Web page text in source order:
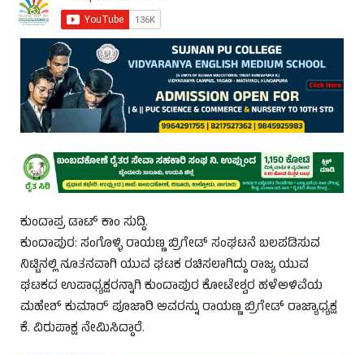
ಕುಂದಾಪ್ರ ಡಾಟ್ ಕಾಂ ಸುದ್ದಿ.
ಕುಂದಾಪುರ: ಸಂಗೊಳ್ಳಿ ರಾಯಣ್ಣ ಬ್ರಿಗೇಡ್ ಸಂಘಟನೆ ಬಲಪಡಿಸುವ
ನಿಟ್ಟಿನಲ್ಲಿ ನೂತನವಾಗಿ ಯುವ ಘಟಕ ರಚಿಸಲಾಗಿದ್ದು ರಾಜ್ಯ ಯುವ
ಘಟಕದ ಉಪಾಧ್ಯಕ್ಷರನ್ನಾಗಿ ಕುಂದಾಪುರ ಕೋಟೇಶ್ವರ ಹಳೆಅಳಿವೆಯ
ಮಹೇಶ್ ಕುಮಾರ್ ಪೂಜಾರಿ ಅವರನ್ನು ರಾಯಣ್ಣ ಬ್ರಿಗೇಡ್ ರಾಜ್ಯಾಧ್ಯಕ್ಷ
ಕೆ. ವಿರುಪಾಕ್ಷ ನೇಮಿಸಿದ್ದಾರೆ.